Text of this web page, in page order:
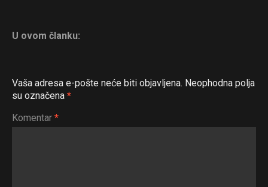
U ovom članku:
Vaša adresa e-pošte neće biti objavljena. Neophodna polja
su označena *
Komentar *